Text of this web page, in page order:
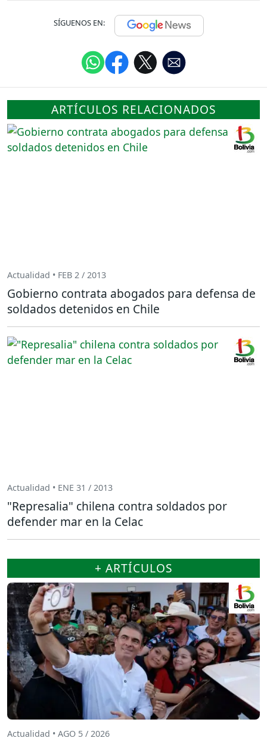
SÍGUENOS EN:
ARTÍCULOS RELACIONADOS
Actualidad • FEB 2 / 2013
Gobierno contrata abogados para defensa de
soldados detenidos en Chile
Actualidad • ENE 31 / 2013
"Represalia" chilena contra soldados por
defender mar en la Celac
+ ARTÍCULOS
Actualidad • AGO 5 / 2026